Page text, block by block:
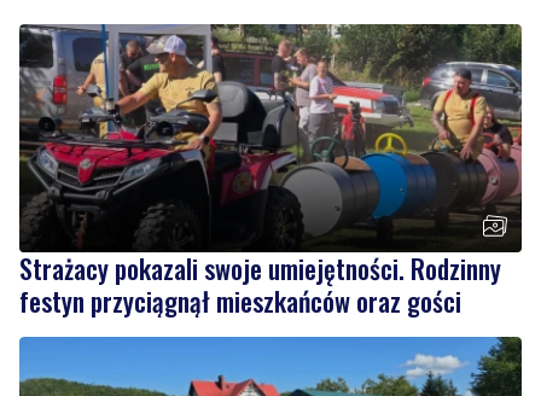
Czytaj również
Strażacy pokazali swoje umiejętności. Rodzinny
festyn przyciągnął mieszkańców oraz gości